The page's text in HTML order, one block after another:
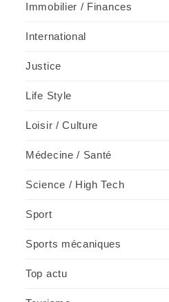
Immobilier / Finances
International
Justice
Life Style
Loisir / Culture
Médecine / Santé
Science / High Tech
Sport
Sports mécaniques
Top actu